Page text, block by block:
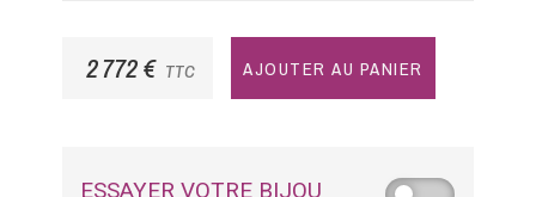
2 772 € TTC AJOUTER AU PANIER
ESSAYER VOTRE BIJOU